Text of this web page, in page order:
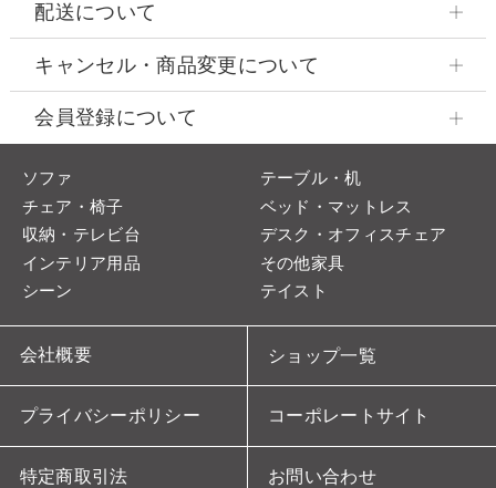
配送について
キャンセル・商品変更について
会員登録について
会社概要 ショップ一覧
プライバシーポリシー コーポレートサイト
特定商取引法 お問い合わせ
ソファ
テーブル・机
チェア・椅子
ベッド・マットレス
収納・テレビ台
デスク・オフィスチェア
インテリア用品
その他家具
シーン
テイスト